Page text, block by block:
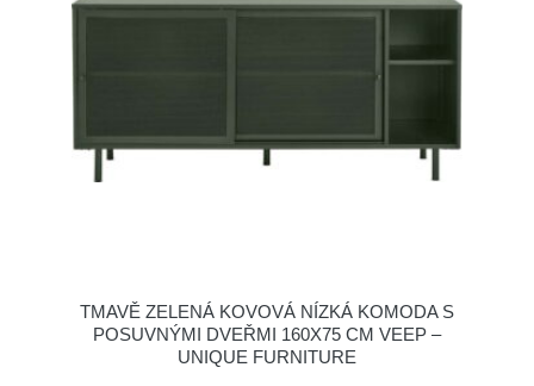
TMAVĚ ZELENÁ KOVOVÁ NÍZKÁ KOMODA S
POSUVNÝMI DVEŘMI 160X75 CM VEEP –
UNIQUE FURNITURE